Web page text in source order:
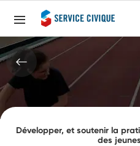
Développer, et soutenir la
des